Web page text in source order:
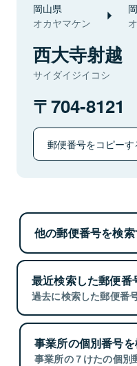
岡山県
オカヤマケン
西大寺射越
サイダイジイコシ
704-8121
郵便番号をコピーす
他の郵便番号を検
最近検索した郵便番
過去に検索した郵便番
事業所の個別番号
事業所の７けたの個別